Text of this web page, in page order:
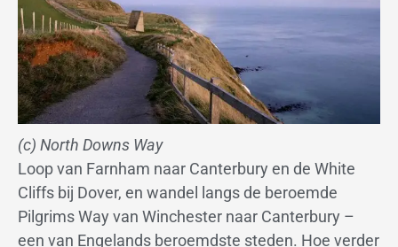
(c) North Downs Way
Loop van Farnham naar Canterbury en de White
Cliffs bij Dover, en wandel langs de beroemde
Pilgrims Way van Winchester naar Canterbury –
een van Engelands beroemdste steden. Hoe verder